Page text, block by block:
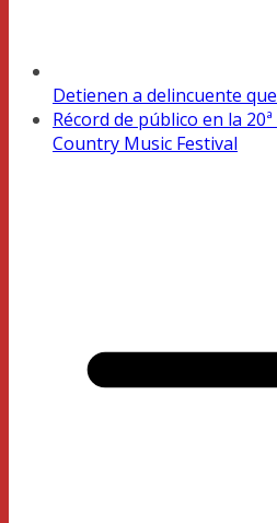
Detienen a delincuente
Récord de público en la
Country Music Festival